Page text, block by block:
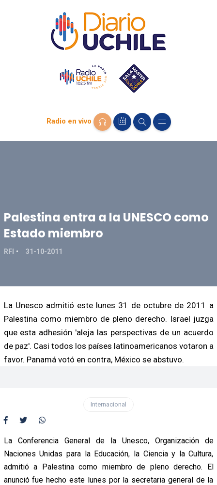
Radio en vivo
Palestina entra a la UNESCO como
Estado miembro
RFI 31-10-2011
La Unesco admitió este lunes 31 de octubre de 2011 a
Palestina como miembro de pleno derecho. Israel juzga
que esta adhesión 'aleja las perspectivas de un acuerdo
de paz'. Casi todos los países latinoamericanos votaron a
favor. Panamá votó en contra, México se abstuvo.
Internacional
La Conferencia General de la Unesco, Organización de
Naciones Unidas para la Educación, la Ciencia y la Cultura,
admitió a Palestina como miembro de pleno derecho. El
anunció fue hecho este lunes por la secretaria general de la